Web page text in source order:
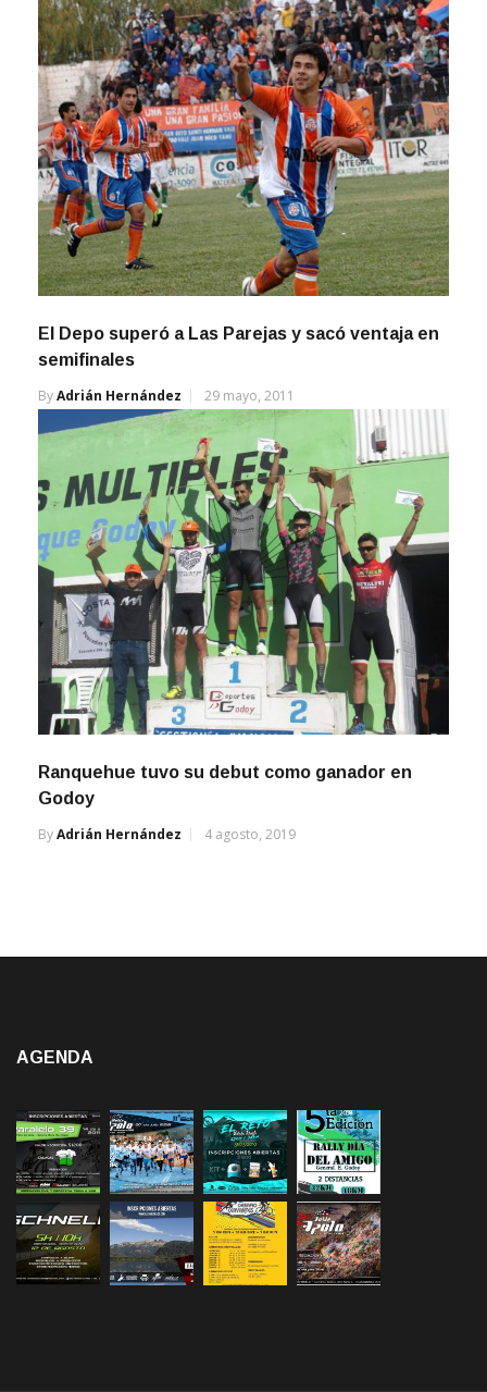
El Depo superó a Las Parejas y sacó ventaja en
semifinales
ByAdrián Hernández 29 mayo, 2011
Ranquehue tuvo su debut como ganador en
Godoy
ByAdrián Hernández 4 agosto, 2019
AGENDA